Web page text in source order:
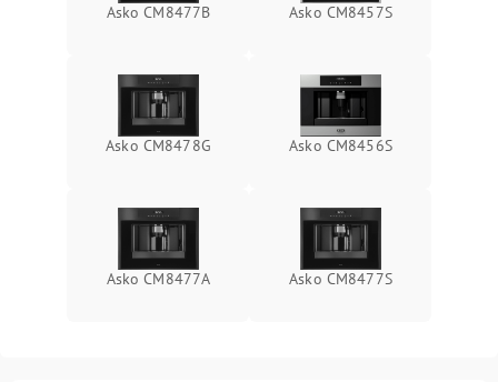
Asko CM8477B Asko CM8457S
Asko CM8478G Asko CM8456S
Asko СМ8477А Asko CM8477S